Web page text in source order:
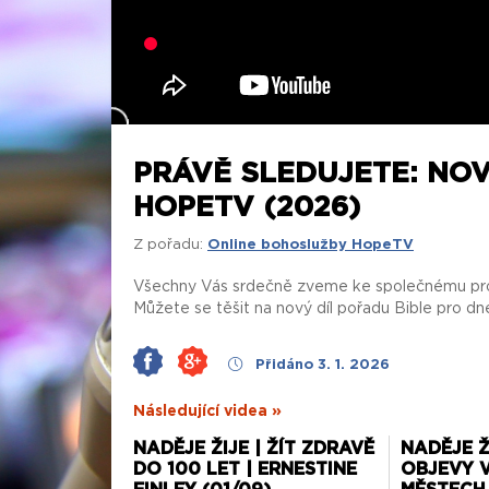
PRÁVĚ SLEDUJETE:
HOPETV (2026)
Z pořadu: Online bohoslužby HopeTV
Všechny Vás srdečně zveme ke společnému
Můžete se těšit na nový díl pořadu Bible pro
Přidáno 3. 1. 2026
Následující videa »
NADĚJE ŽIJE | ŽÍT ZDRAVĚ
DO 100 LET | ERNESTINE
NADĚJE
OBJEVY